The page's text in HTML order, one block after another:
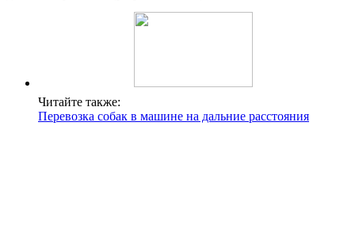
Читайте также:
Перевозка собак в машине на дальние расстояния